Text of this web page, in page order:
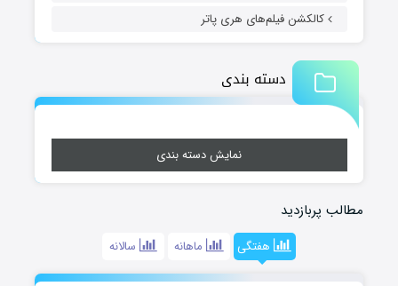
کالکشن فیلم‌های هری پاتر
دسته بندی
نمایش دسته بندی
مطالب پربازدید
هفتگی ماهانه سالانه